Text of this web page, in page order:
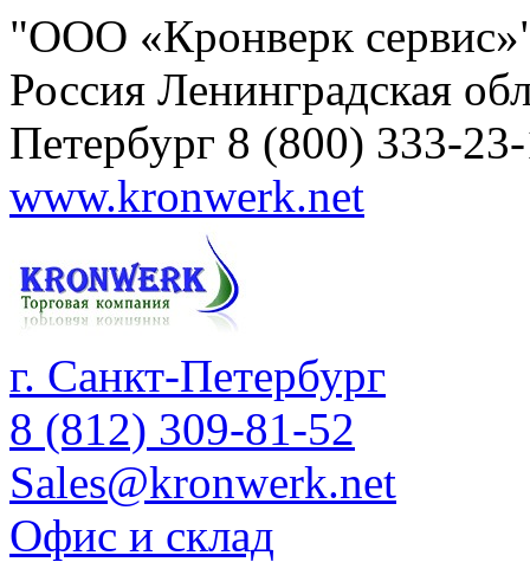
"ООО «Кронверк
Россия Ленинградская
Петербург 8 (800) 333-
www.kronwerk.net
г. Санкт-Петербург
8 (812) 309-81-52
Sales@kronwerk.net
Офис и склад